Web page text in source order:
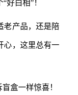
好白相”！
老产品，还是陪
心，这里总有一
盒一样惊喜！